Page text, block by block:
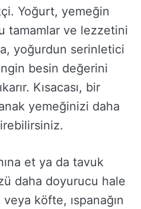
Yoğurt, yemeğin
tamamlar ve lezzetini
yoğurdun serinletici
besin değerini
Kısacası, bir
yemeğinizi daha
et ya da tavuk
daha doyurucu hale
köfte, ıspanağın